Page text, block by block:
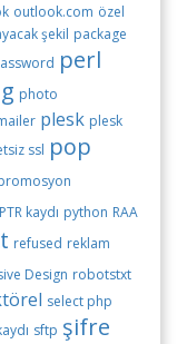
outlook.com özel
şekil package
perl
photo
plesk plesk
ssl pop
PTR kaydı python RAA
refused reklam
Design robotstxt
select php
sftp şifre